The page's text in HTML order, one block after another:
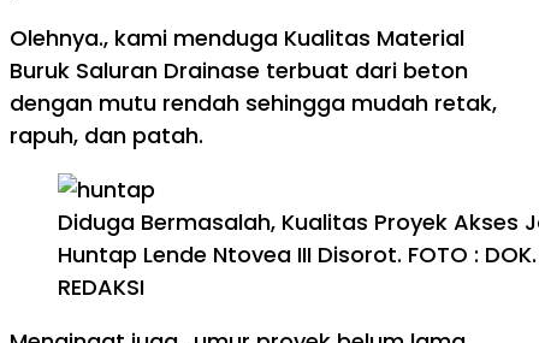
Olehnya., kami menduga Kualitas Material
Buruk Saluran Drainase terbuat dari beton
dengan mutu rendah sehingga mudah retak,
rapuh, dan patah.
Diduga Bermasalah, Kualitas Proyek Akses
Huntap Lende Ntovea III Disorot. FOTO :
REDAKSI